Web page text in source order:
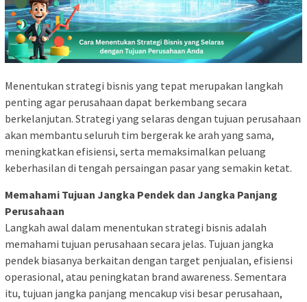
Menentukan strategi bisnis yang tepat merupakan langkah
penting agar perusahaan dapat berkembang secara
berkelanjutan. Strategi yang selaras dengan tujuan perusahaan
akan membantu seluruh tim bergerak ke arah yang sama,
meningkatkan efisiensi, serta memaksimalkan peluang
keberhasilan di tengah persaingan pasar yang semakin ketat.
Memahami Tujuan Jangka Pendek dan Jangka Panjang
Perusahaan
Langkah awal dalam menentukan strategi bisnis adalah
memahami tujuan perusahaan secara jelas. Tujuan jangka
pendek biasanya berkaitan dengan target penjualan, efisiensi
operasional, atau peningkatan brand awareness. Sementara
itu, tujuan jangka panjang mencakup visi besar perusahaan,